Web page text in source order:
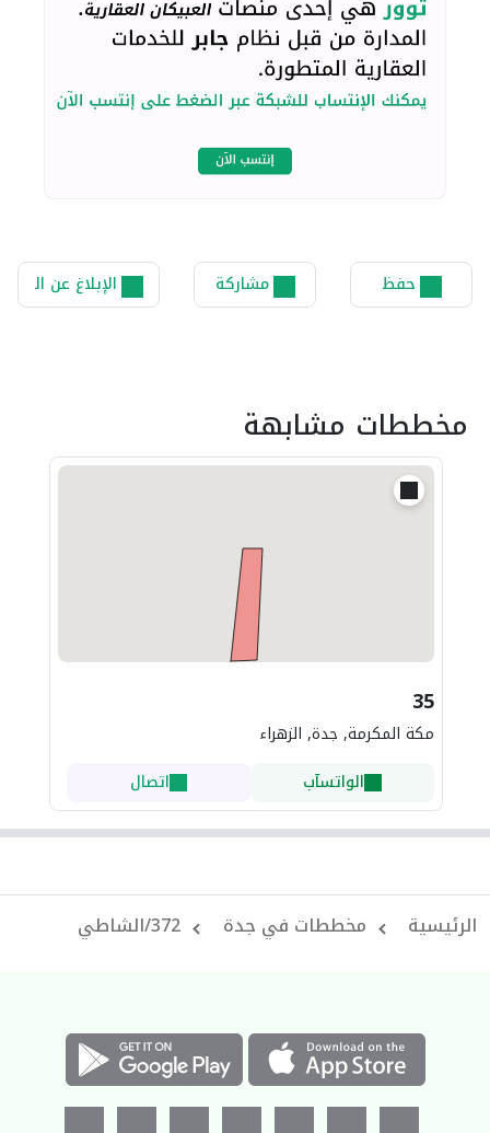
حفظ مشاركة الإبلاغ عن
مخططات مشابهة
35
مكة المكرمة, جدة, الزهراء
الواتسآب
اتصال
الرئيسية‎ مخططات في جدة 372/الشاطي